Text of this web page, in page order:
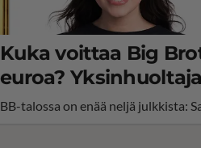
Kuka voittaa Big
euroa?
BB-talossa on enää neljä julkkista: